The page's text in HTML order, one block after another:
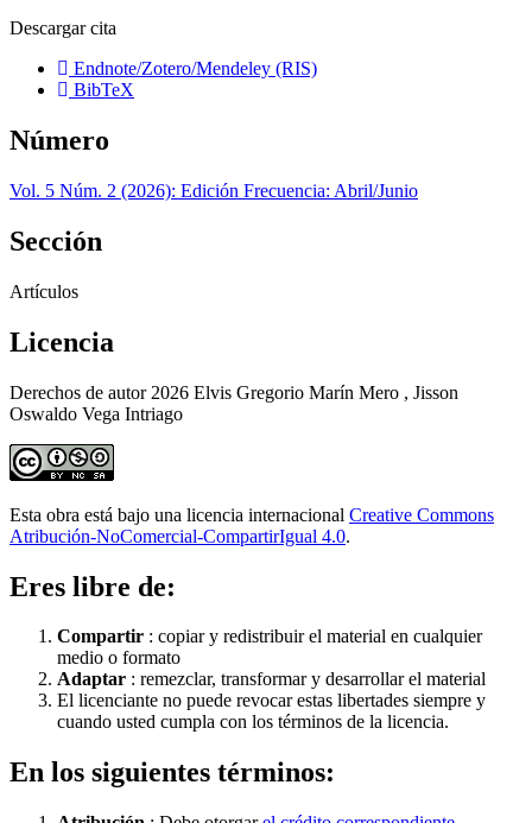
Descargar cita
Endnote/Zotero/Mendeley (RIS)
BibTeX
Número
Vol. 5 Núm. 2 (2026): Edición Frecuencia: Abril/Junio
Sección
Artículos
Licencia
Derechos de autor 2026 Elvis Gregorio Marín Mero , Jisson
Oswaldo Vega Intriago
Esta obra está bajo una licencia internacional Creative Commons
Atribución-NoComercial-CompartirIgual 4.0.
Eres libre de:
Compartir : copiar y redistribuir el material en cualquier
medio o formato
Adaptar : remezclar, transformar y desarrollar el material
El licenciante no puede revocar estas libertades siempre y
cuando usted cumpla con los términos de la licencia.
En los siguientes términos: